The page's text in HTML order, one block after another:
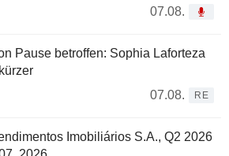
07.08.
Pause betroffen: Sophia Laforteza
07.08.
RE
Imobiliários S.A., Q2 2026